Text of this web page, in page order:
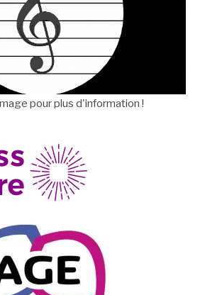
pour plus d'information !